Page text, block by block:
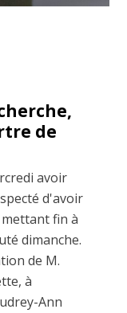
de
avoir
d'avoir
fin à
dimanche.
de M.
à
Ann